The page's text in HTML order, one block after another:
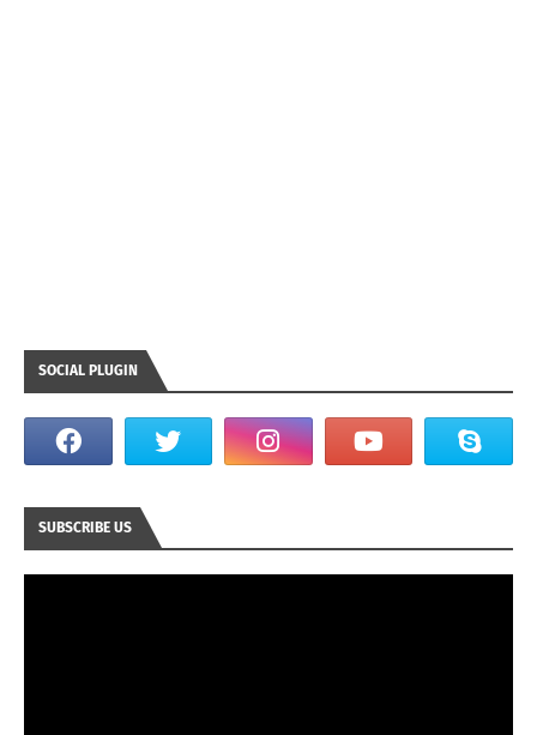
SOCIAL PLUGIN
SUBSCRIBE US